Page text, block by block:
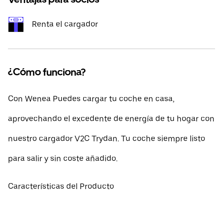
Renta el cargador
¿Cómo funciona?
Con Wenea Puedes cargar tu coche en casa,
aprovechando el excedente de energía de tu hogar con
nuestro cargador V2C Trydan. Tu coche siempre listo
para salir y sin coste añadido.
Características del Producto